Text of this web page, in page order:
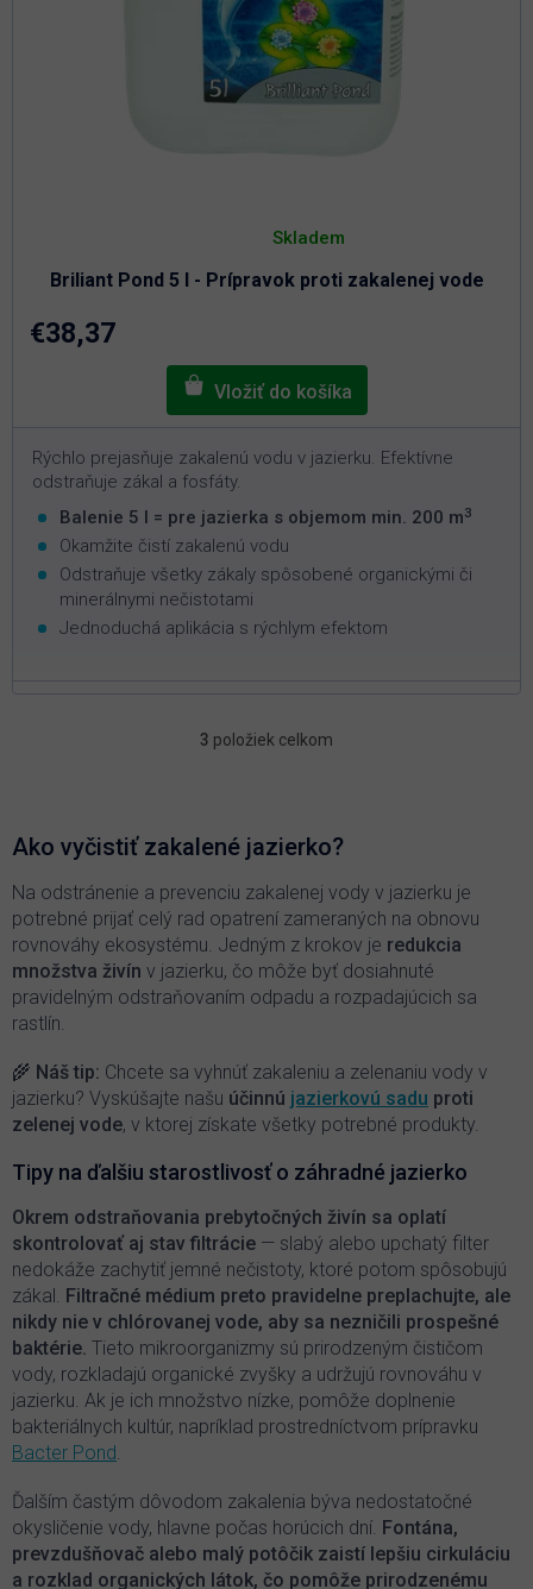
Briliant Pond 5 l - Prípravok proti zakalenej vode
hodnotenie
je
4,6
Skladem
€38,37
Rýchlo prejasňuje zakalenú vodu v jazierku. Efektívne
odstraňuje zákal a fosfáty.
Balenie 5 l = pre jazierka s objemom min. 200 m3
Okamžite čistí zakalenú vodu
Odstraňuje všetky zákaly spôsobené organickými či
minerálnymi nečistotami
Jednoduchá aplikácia s rýchlym efektom
O
d
a
c
i
e
p
r
v
v
ý
p
i
s
u
3 položiek celkom
Ako vyčistiť zakalené jazierko?
Na odstránenie a prevenciu zakalenej vody v jazierku je
potrebné prijať celý rad opatrení zameraných na obnovu
rovnováhy ekosystému. Jedným z krokov je redukcia
množstva živín v jazierku, čo môže byť dosiahnuté
pravidelným odstraňovaním odpadu a rozpadajúcich sa
rastlín.
🌾 Náš tip: Chcete sa vyhnúť zakaleniu a zelenaniu vody v
jazierku? Vyskúšajte našu účinnú jazierkovú sadu proti
zelenej vode, v ktorej získate všetky potrebné produkty.
Tipy na ďalšiu starostlivosť o záhradné jazierko
Okrem odstraňovania prebytočných živín sa oplatí
skontrolovať aj stav filtrácie — slabý alebo upchatý filter
nedokáže zachytiť jemné nečistoty, ktoré potom spôsobujú
zákal. Filtračné médium preto pravidelne preplachujte, ale
nikdy nie v chlórovanej vode, aby sa nezničili prospešné
baktérie. Tieto mikroorganizmy sú prirodzeným čističom
vody, rozkladajú organické zvyšky a udržujú rovnováhu v
jazierku. Ak je ich množstvo nízke, pomôže doplnenie
bakteriálnych kultúr, napríklad prostredníctvom prípravku
Bacter Pond.
Ďalším častým dôvodom zakalenia býva nedostatočné
okysličenie vody, hlavne počas horúcich dní. Fontána,
prevzdušňovač alebo malý potôčik zaistí lepšiu cirkuláciu
a rozklad organických látok, čo pomôže prirodzenému